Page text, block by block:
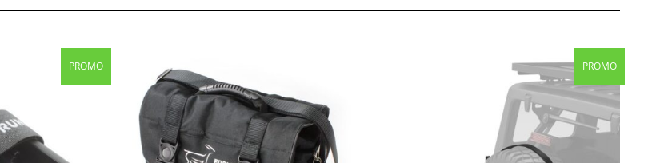
PROMO
€.
Current
PROMO
Original
price
was:
179,00 €.
Current
price
is:
175,00 €.